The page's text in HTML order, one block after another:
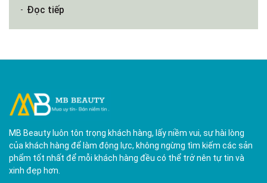
Đọc tiếp
MB Beauty luôn tôn trọng khách hàng, lấy niềm vui, sự hài lòng
của khách hàng để làm động lực, không ngừng tìm kiếm các sản
phẩm tốt nhất để mỗi khách hàng đều có thể trở nên tự tin và
xinh đẹp hơn.